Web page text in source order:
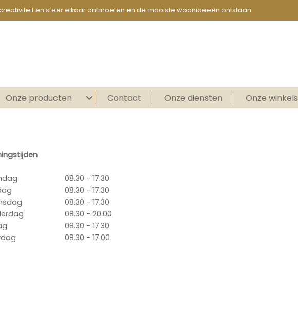
en sfeer elkaar ontmoeten en de mooiste woonideeën ontstaan
Onze producten Contact Onze diensten Onze winkels
08.30 - 17.30
08.30 - 17.30
08.30 - 17.30
08.30 - 20.00
08.30 - 17.30
08.30 - 17.00